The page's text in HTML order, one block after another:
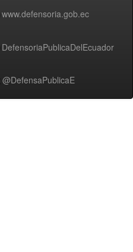
www.defensoria.gob.ec
DefensoriaPublicaDelEcuador
@DefensaPublicaE